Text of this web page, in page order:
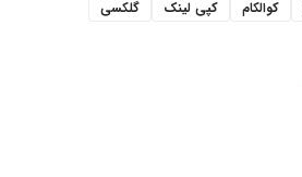
کوالکام کپی لینک
گلکسی